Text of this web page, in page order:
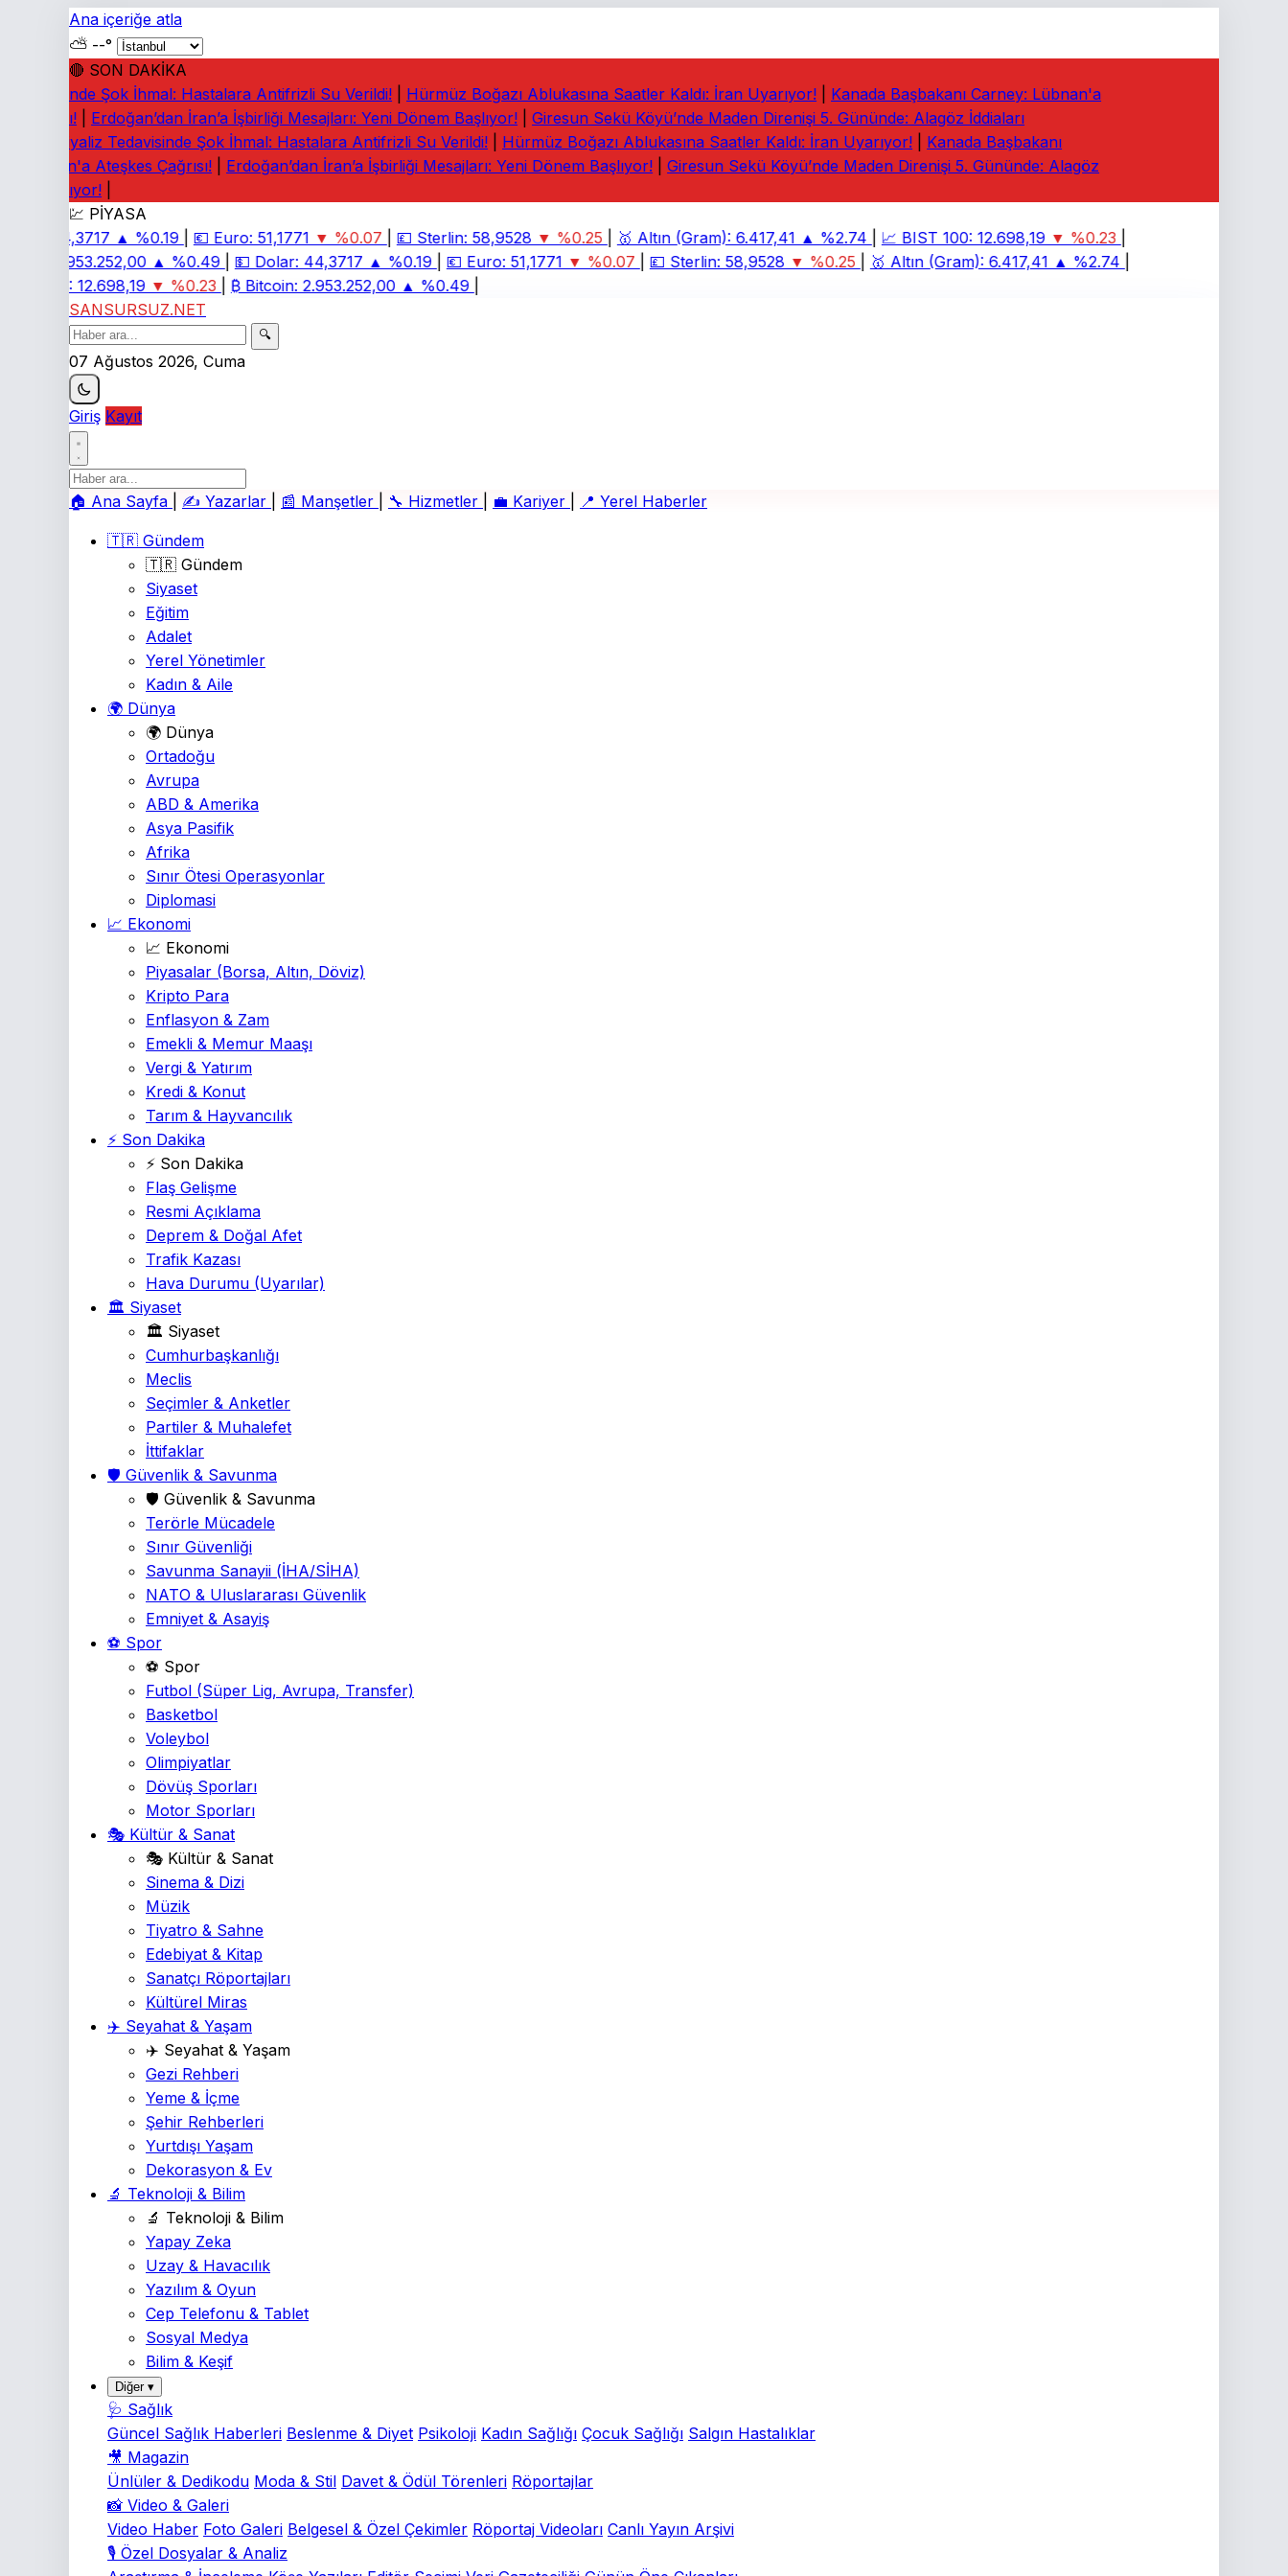
Ana içeriğe atla
⛅ --°
🔴 SON DAKİKA
Şok İhmal: Hastalara Antifrizli Su Verildi! | Hürmüz Boğazı Ablukasına Saatler Kaldı: İran Uyarıyor! |
Kanada Başbakanı Carney: Lübnan'a
| Erdoğan’dan İran’a İşbirliği Mesajları: Yeni Dönem Başlıyor! |
Giresun Sekü Köyü’nde Maden Direnişi 5. Gününde: Alagöz İddiaları
Diyaliz Tedavisinde Şok İhmal: Hastalara Antifrizli Su Verildi! | Hürmüz Boğazı Ablukasına Saatler Kaldı: İran Uyarıyor! |
Kanada Başbakanı
Lübnan'a Ateşkes Çağrısı! | Erdoğan’dan İran’a İşbirliği Mesajları: Yeni Dönem Başlıyor! |
Giresun Sekü Köyü’nde Maden Direnişi 5. Gününde: Alagöz
Tartışılıyor! |
💹 PİYASA
44,3717 ▲ %0.19 | 💶 Euro: 51,1771 ▼ %0.07 | 💷 Sterlin: 58,9528 ▼ %0.25 | 🥇 Altın (Gram): 6.417,41 ▲ %2.74 | 📈 BIST 100: 12.698,19 ▼ %0.23 |
2.953.252,00 ▲ %0.49 | 💵 Dolar: 44,3717 ▲ %0.19 | 💶 Euro: 51,1771 ▼ %0.07 | 💷 Sterlin: 58,9528 ▼ %0.25 | 🥇 Altın (Gram): 6.417,41 ▲ %2.74 |
12.698,19 ▼ %0.23 | Bitcoin: 2.953.252,00 ▲ %0.49 |
SANSURSUZ.NET
🔍
07 Ağustos 2026, Cuma
Giriş Kayıt
🏠 Ana Sayfa ✍️ Yazarlar 📰 Manşetler 🔧 Hizmetler 💼 Kariyer 📍 Yerel Haberler
🇹🇷 Gündem
🇹🇷 Gündem
Siyaset
Eğitim
Adalet
Yerel Yönetimler
Kadın & Aile
🌍 Dünya
🌍 Dünya
Ortadoğu
Avrupa
ABD & Amerika
Asya Pasifik
Afrika
Sınır Ötesi Operasyonlar
Diplomasi
📈 Ekonomi
📈 Ekonomi
Piyasalar (Borsa, Altın, Döviz)
Kripto Para
Enflasyon & Zam
Emekli & Memur Maaşı
Vergi & Yatırım
Kredi & Konut
Tarım & Hayvancılık
⚡ Son Dakika
⚡ Son Dakika
Flaş Gelişme
Resmi Açıklama
Deprem & Doğal Afet
Trafik Kazası
Hava Durumu (Uyarılar)
🏛️ Siyaset
🏛️ Siyaset
Cumhurbaşkanlığı
Meclis
Seçimler & Anketler
Partiler & Muhalefet
İttifaklar
🛡️ Güvenlik & Savunma
🛡️ Güvenlik & Savunma
Terörle Mücadele
Sınır Güvenliği
Savunma Sanayii (İHA/SİHA)
NATO & Uluslararası Güvenlik
Emniyet & Asayiş
⚽ Spor
⚽ Spor
Futbol (Süper Lig, Avrupa, Transfer)
Basketbol
Voleybol
Olimpiyatlar
Dövüş Sporları
Motor Sporları
🎭 Kültür & Sanat
🎭 Kültür & Sanat
Sinema & Dizi
Müzik
Tiyatro & Sahne
Edebiyat & Kitap
Sanatçı Röportajları
Kültürel Miras
✈️ Seyahat & Yaşam
✈️ Seyahat & Yaşam
Gezi Rehberi
Yeme & İçme
Şehir Rehberleri
Yurtdışı Yaşam
Dekorasyon & Ev
🔬 Teknoloji & Bilim
🔬 Teknoloji & Bilim
Yapay Zeka
Uzay & Havacılık
Yazılım & Oyun
Cep Telefonu & Tablet
Sosyal Medya
Bilim & Keşif
Diğer ▾
🩺 Sağlık
Güncel Sağlık Haberleri Beslenme & Diyet Psikoloji Kadın Sağlığı Çocuk Sağlığı Salgın Hastalıklar
🎥 Magazin
Ünlüler & Dedikodu Moda & Stil Davet & Ödül Törenleri Röportajlar
📸 Video & Galeri
Video Haber Foto Galeri Belgesel & Özel Çekimler Röportaj Videoları Canlı Yayın Arşivi
🎙️ Özel Dosyalar & Analiz